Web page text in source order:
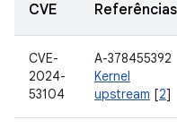
CVE Referências
CVE-
2024-
53104
A-378455392
Kernel
upstream [2]